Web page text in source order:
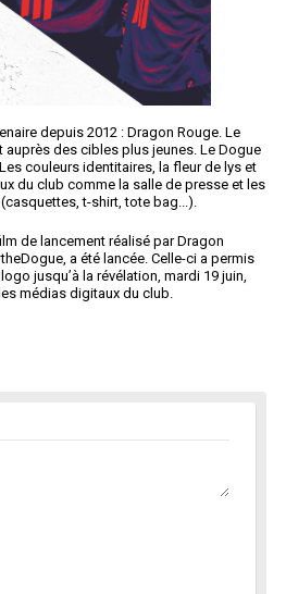
depuis 2012 : Dragon Rouge. Le
des cibles plus jeunes. Le Dogue
couleurs identitaires, la fleur de lys et
du club comme la salle de presse et les
t-shirt, tote bag...).
de lancement réalisé par Dragon
a été lancée. Celle-ci a permis
jusqu’à la révélation, mardi 19 juin,
médias digitaux du club.